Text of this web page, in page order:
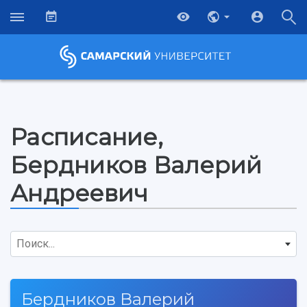
НАЗАД
Об университете
Новости
Образование
Научно-исследовательская деятельность
Расписание,
Бердников Валерий
Андреевич
Поиск...
Бердников Валерий